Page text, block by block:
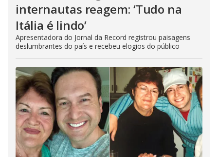
internautas reagem: ‘Tudo na
Itália é lindo’
Apresentadora do Jornal da Record registrou paisagens
deslumbrantes do país e recebeu elogios do público